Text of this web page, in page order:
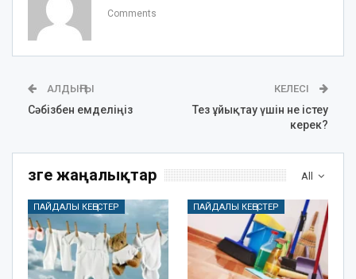
Comments
АЛДЫҢҒЫ
Сәбізбен емделіңіз
КЕЛЕСІ
Тез ұйықтау үшін не істеу
керек?
All
Өзге жаңалықтар
ПАЙДАЛЫ КЕҢЕСТЕР ПАЙДАЛЫ КЕҢЕСТЕР